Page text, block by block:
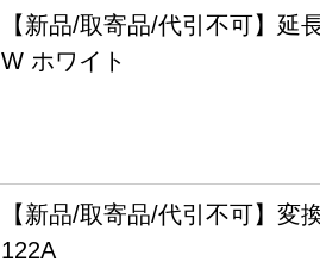
【新品/取寄品/代引不可】延
W ホワイト
【新品/取寄品/代引不可】変
122A